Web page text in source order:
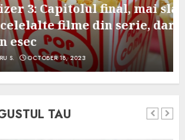
3: Capitolul final, mai slab
filme din serie, dar
OCTOBER 18, 2023
TAU